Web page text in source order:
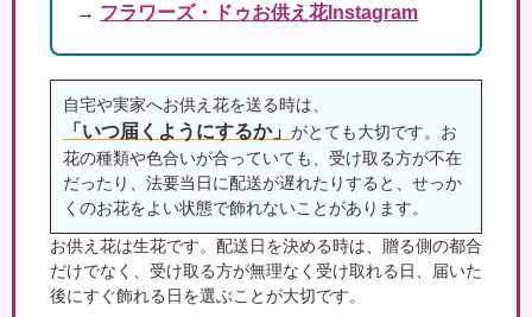
→ フラワーズ・ドゥお供え花Instagram
自宅や実家へお供え花を送る時は、
「いつ届くようにするか」 がとても大切です。お
花の種類や色合いが合っていても、受け取る方が不在
だったり、法要当日に配送が遅れたりすると、せっか
くのお花をよい状態で飾れないことがあります。
お供え花は生花です。配送日を決める時は、贈る側の都合
だけでなく、受け取る方が無理なく受け取れる日、届いた
後にすぐ飾れる日を選ぶことが大切です。